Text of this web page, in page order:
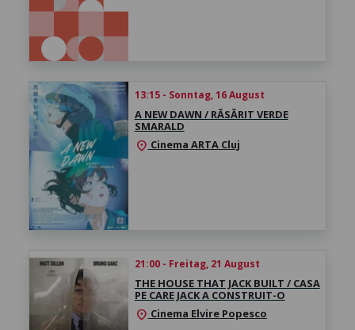
13:15 - Sonntag, 16 August
A NEW DAWN / RĂSĂRIT VERDE
SMARALD
location_on Cinema ARTA Cluj
21:00 - Freitag, 21 August
THE HOUSE THAT JACK BUILT / CASA
PE CARE JACK A CONSTRUIT-O
location_on Cinema Elvire Popesco